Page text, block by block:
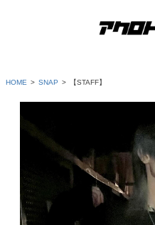
HOME SNAP 【STAFF】